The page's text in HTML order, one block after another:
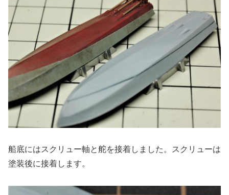
船底にはスクリュー軸と舵を接着しました。スクリューは
塗装後に接着します。